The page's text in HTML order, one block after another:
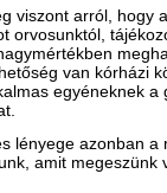
viszont arról, hogy
orvosunktól,
van kórházi
egyéneknek a
lényege azonban a
amit megeszünk